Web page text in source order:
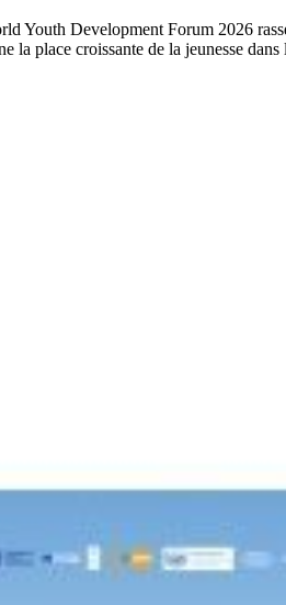
Youth Development Forum 2026
place croissante de la jeunesse